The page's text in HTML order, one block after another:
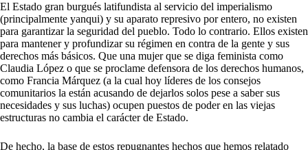
El Estado gran burgués latifundista al servicio del imperialismo
(principalmente yanqui) y su aparato represivo por entero, no existen
para garantizar la seguridad del pueblo. Todo lo contrario. Ellos existen
para mantener y profundizar su régimen en contra de la gente y sus
derechos más básicos. Que una mujer que se diga feminista como
Claudia López o que se proclame defensora de los derechos humanos,
como Francia Márquez (a la cual hoy líderes de los consejos
comunitarios la están acusando de dejarlos solos pese a saber sus
necesidades y sus luchas) ocupen puestos de poder en las viejas
estructuras no cambia el carácter de Estado.
De hecho, la base de estos repugnantes hechos que hemos relatado